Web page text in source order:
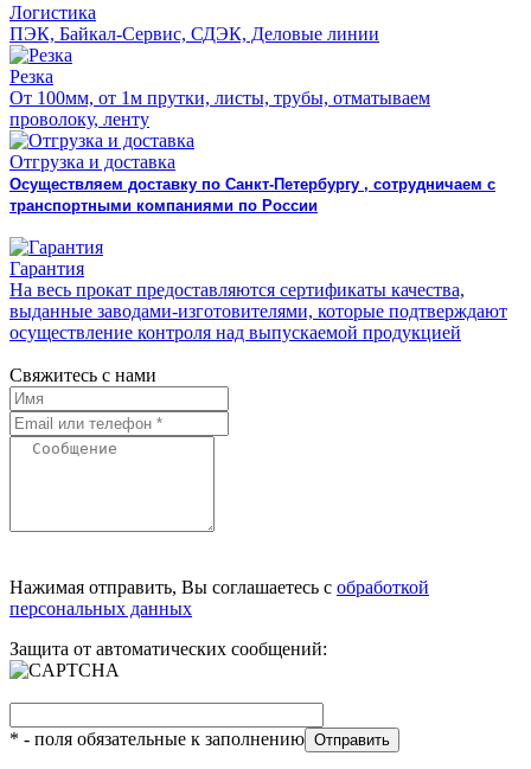
Логистика
ПЭК, Байкал-Сервис, СДЭК, Деловые линии
Резка
От 100мм, от 1м прутки, листы, трубы, отматываем
проволоку, ленту
Отгрузка и доставка
Осуществляем доставку по Санкт-Петербургу , сотрудничаем с
транспортными компаниями по России
Гарантия
На весь прокат предоставляются сертификаты качества,
выданные заводами-изготовителями, которые подтверждают
осуществление контроля над выпускаемой продукцией
Свяжитесь с нами
Нажимая отправить, Вы соглашаетесь с обработкой
персональных данных
Защита от автоматических сообщений:
* - поля обязательные к заполнению